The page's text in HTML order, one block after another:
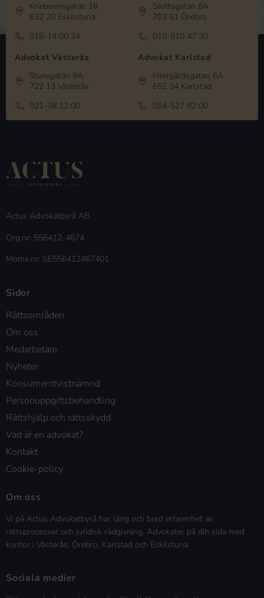
Kriebsensgatan 18
632 20 Eskilstuna
016-14 00 34
Slottsgatan 8A
703 61 Örebro
010-810 47 30
Advokat Västerås
Sturegatan 9A
722 13 Västerås
021-38 12 00
Advokat Karlstad
Herrgårdsgatan 6A
652 24 Karlstad
054-527 82 00
Actus Advokatbyrå AB
Org.nr: 556412-4674
Moms.nr: SE556412467401
Sidor
Rättsområden
Om oss
Medarbetare
Nyheter
Konsumenttvistnämnd
Personuppgiftsbehandling
Rättshjälp och rättsskydd
Vad är en advokat?
Kontakt
Cookie-policy
Om oss
Vi på Actus Advokatbyrå har lång och bred erfarenhet av
rättsprocesser och juridisk rådgivning. Advokater på din sida med
kontor i Västerås, Örebro, Karlstad och Eskilstuna
Sociala medier